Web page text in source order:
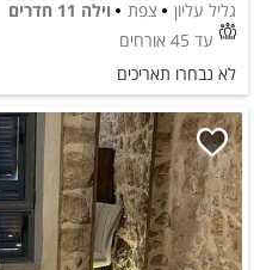
גליל עליון צפת
וילה 11 חדרים
עד 45 אורחים
לא נבחרו תאריכים